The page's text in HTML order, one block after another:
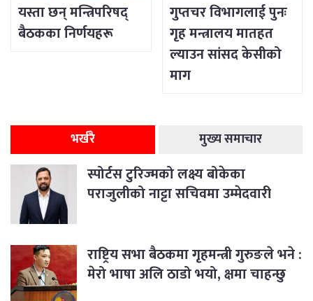
यस्ता छन् मन्त्रिपरिषद्
बैठकका निर्णयहरू
गुप्तचर विभागलाई पुनः
गृह मन्त्रालय मातहत
ल्याउन सांसद केसीको
माग
भर्खरै मुख्य समाचार
स्पोर्टस टुरिज्मको लक्ष्य बोकेका
पराजुलीको नाट्टा सचिवमा उम्मेदवारी
राष्ट्रिय सभा बैठकमा गृहमन्त्री गुरुङले भने :
मेरो भाषा अलि ठाडो भयो, क्षमा चाहन्छु